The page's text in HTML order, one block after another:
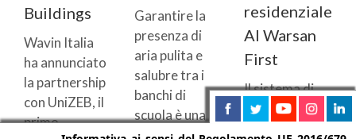
Buildings
Wavin Italia
ha annunciato
la partnership
con UniZEB, il
primo
Garantire la
presenza di
aria pulita e
salubre tra i
banchi di
scuola è una
necessità ...
residenziale
Al Warsan
First
Il sistema di
drenaggio